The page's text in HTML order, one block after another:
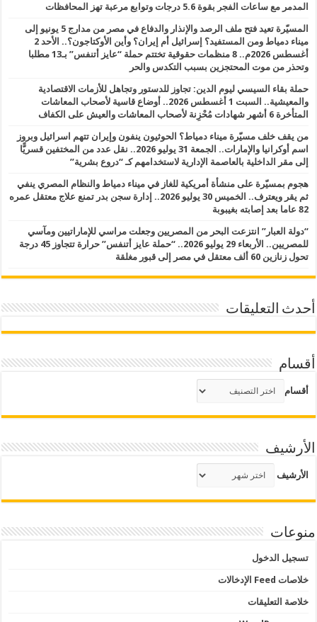
المدمر مع ساعات الفجر بقوة 5.6 درجات وتوابع مرعبة تهز المحافظات
المسيّرة تعيد فتح ملف الرصد والإنذار والدفاع في مصر من مدارج 5 يونيو إلى
ميناء دمياط ومن المستفيد؟ إسرائيل أم إيران؟ وأين الأوكتاجون؟.. الأحد 2
أغسطس 2026م.. 8 منظمات حقوقية تختتم حملة “عايز أتنفس” بـ13 مطلبا
وتحذر من موت المحتجزين بسبب التكدس والحر
حملة بقاء السيسي ليوم الدين: تجاوز للدستور وتجاهل للأزمات الاقتصادية
والمعيشية.. السبت 1 أغسطس 2026.. أوضاع قاسية لأصحاب المعاشات
المتأخرة 6 أشهر شهادات مُحْزِنة لأصحاب المعاشات والعيش على الكفاف
من يقف خلف مسيّرة ميناء دمياط؟ الحوثيون ينفون وإيران تتهم اسرائيل وبروز
اسم أوكرانيا والإمارات.. الجمعة 31 يوليو 2026.. نقل عدد من المختفين قسريًّا
إلى مقر الداخلية بالعاصمة الإدارية لاستخدامهم كـ “دروع بشرية”
هجوم بمسيّرة على منشأة أمريكية للغاز في ميناء دمياط والنظام المصري ينفي
ثم يقر ويعترف.. الخميس 30 يوليو 2026.. إدارة سجن بدر تمنع علاج معتقل عمره
82 عاما بعد إصابته بغيبوبة
“دولة العبار” انتزعت البحر من المصريين وجعلت مراسي للإماراتيين ومآسي
للمصريين.. الأربعاء 29 يوليو 2026.. “حملة عايز أتنفس” حرارة تتجاوز 45 درجة
تحول زنازين 60 ألف معتقل في مصر إلى قبور مغلقة
أحدث التعليقات
أقسام
أقسام
الأرشيف
الأرشيف
منوعات
تسجيل الدخول
خلاصات Feed الإدخالات
خلاصة التعليقات